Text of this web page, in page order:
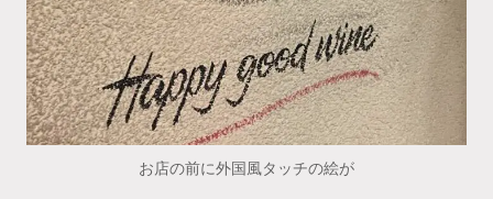
お店の前に外国風タッチの絵が